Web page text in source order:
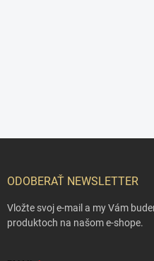
ODOBERAŤ NEWSLETTER
Vložte svoj e-mail a my Vám
produktoch na našom e-shope.